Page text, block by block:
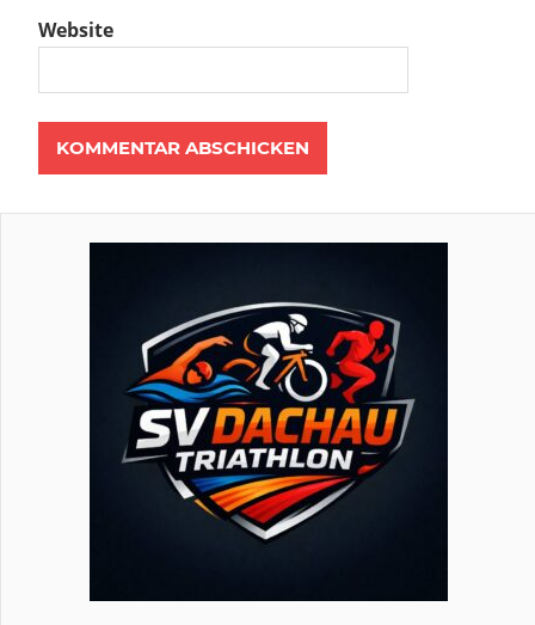
Website